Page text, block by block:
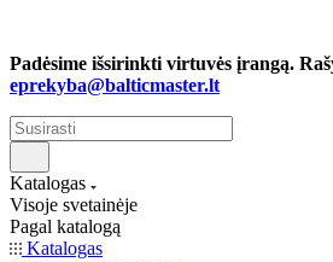
Padėsime išsirinkti virtuvės įrangą.
eprekyba@balticmaster.lt
Katalogas
Visoje svetainėje
Pagal katalogą
Katalogas